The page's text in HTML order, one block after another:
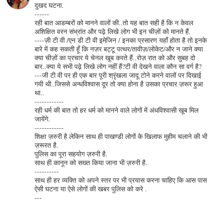
दुखद घटना.
------
रही बात आडम्बरों को मानने वालों की..तो यह बात सही है कि न केवल
अशिक्षित वरन संभ्रांत और पढ़े लिखे लोग भी इन चीज़ों को मानते हैं.
----ज़ी टी वी /एन डी टी वी इमेजिन / इनका प्रसारण यहाँ होता है तो इनके
बारे में कह सकती हूँ कि नज़र बट्टू पत्थर/तावीज़/लोकेट/और न जाने क्या
क्या चीज़ों का प्रचार ये चेनल खूब करते हैं..रोज़ रात को और सुबह दो
बार..क्या ये सभी पढ़े लिखे लोग नहीं हैं?टी वी देखने वाला कौन सा वर्ग है?
---जी टी वी पर ही एक बार पूरी श्रृंखला जादू टोने करने वालों पर दिखाई
गयी थी..जिससे अन्धविश्वास दूर तो क्या होना है उसका प्रचार ज़रूर हुआ
था..
------------
रही धर्म की बात तो हर धर्म को मानने वाले लोगों में अंधविश्वासी खूब मिल
जायेंगे.
------------
शिक्षा ज़रुरी है लेकिन साथ ही पाखण्डी लोगों के खिलाफ मुहीम चलाने की भी
ज़रूरत है.
पुलिस का पूरा सहयोग ज़रुरी है.
साथ ही कानून को सख्त किया जाना भी ज़रुरी है.
----------
साथ ही हर व्यक्ति को अपने स्तर पर भी प्रयास करना चाहिए कि आस पास
ऐसी घटना या ऐसे लोगों की खबर पुलिस को करे .
---